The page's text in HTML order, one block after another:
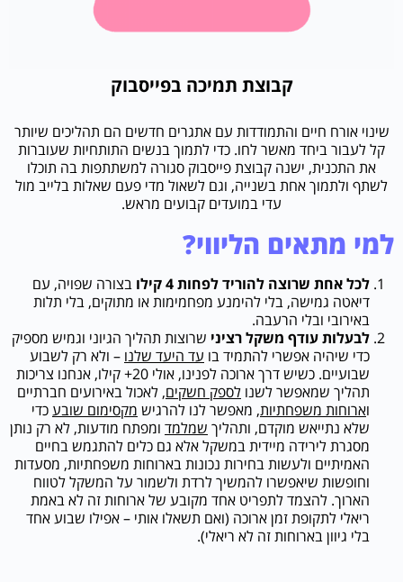
קבוצת תמיכה בפייסבוק
שינוי אורח חיים והתמודדות עם אתגרים חדשים הם תהליכים שיותר
קל לעבור ביחד מאשר לחו. כדי לתמוך בנשים התותחיות שעוברות
את התכנית, ישנה קבוצת פייסבוק סגורה למשתתפות בה תוכלו
לשתף ולתמוך אחת בשנייה, וגם לשאול מדי פעם שאלות בלייב מול
עדי במועדים קבועים מראש.
למי מתאים הליווי?
לכל אחת שרוצה להוריד לפחות 4 קילו
בצורה שפויה, עם
דיאטה גמישה, בלי להימנע מפחמימות או מתוקים, בלי תלות
באירובי ובלי הרעבה.
לבעלות עודף משקל רציני שרוצות תהליך הגיוני וגמיש מספיק
כדי שיהיה אפשרי להתמיד בו עד היעד שלנו – ולא רק לשבוע
שבועיים. כשיש דרך ארוכה לפנינו, אולי 20+ קילו, אנחנו צריכות
תהליך שמאפשר לשנו לספק חשקים, לאכול באירועים חברתיים
וארוחות משפחתיות, מאפשר לנו להרגיש מקסימום שובעכדי
שלא נתייאש מוקדם, ותהליך שמלמד ומפתח מודעות, לא רק נותן
מסגרת לירידה מיידית במשקל אלא גם כלים להתגמש בחיים
האמיתיים ולעשות בחירות נכונות בארוחות משפחתיות, מסעדות
וחופשות שיאפשרו להמשיך לרדת ולשמור על המשקל לטווח
הארוך. להצמד לתפריט אחד מקובע של ארוחות זה לא באמת
ריאלי לתקופת זמן ארוכה (ואם תשאלו אותי – אפילו שבוע אחד
בלי גיוון בארוחות זה לא ריאלי).